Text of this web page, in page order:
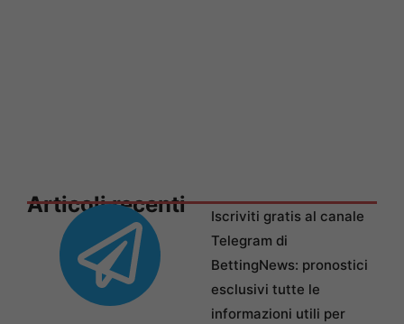
Articoli recenti
Iscriviti gratis al canale
Telegram di
BettingNews: pronostici
esclusivi tutte le
informazioni utili per